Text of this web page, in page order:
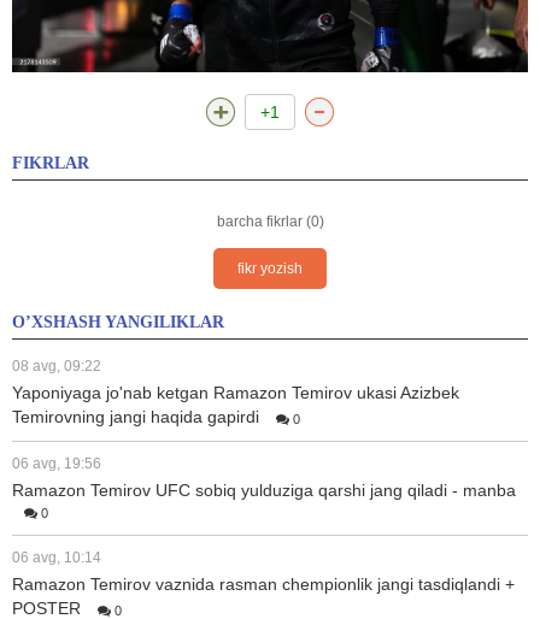
+1
FIKRLAR
barcha fikrlar (0)
fikr yozish
O’XSHASH YANGILIKLAR
08 avg, 09:22
Yaponiyaga jo'nab ketgan Ramazon Temirov ukasi Azizbek
Temirovning jangi haqida gapirdi
0
06 avg, 19:56
Ramazon Temirov UFC sobiq yulduziga qarshi jang qiladi - manba
0
06 avg, 10:14
Ramazon Temirov vaznida rasman chempionlik jangi tasdiqlandi +
POSTER
0